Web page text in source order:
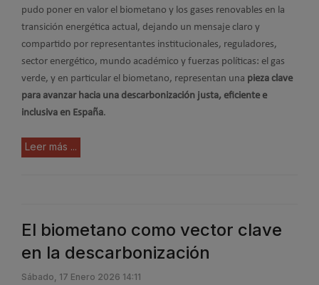
pudo poner en valor el biometano y los gases renovables en la
transición energética actual, dejando un mensaje claro y
compartido por representantes institucionales, reguladores,
sector energético, mundo académico y fuerzas políticas: el gas
verde, y en particular el biometano, representan una pieza clave
para avanzar hacia una descarbonización justa, eficiente e
inclusiva en España.
Leer más ...
El biometano como vector clave
en la descarbonización
Sábado, 17 Enero 2026 14:11